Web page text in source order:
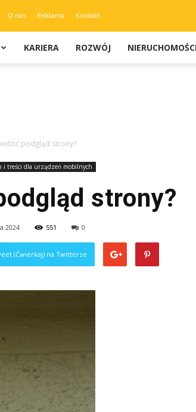
O nas Reklama Kontakt
KARIERA ROZWÓJ
podgląd strony?
i treści dla urządzeń mobilnych
strony?
2024 551 0
(Ćwierkaj) na Twitterze